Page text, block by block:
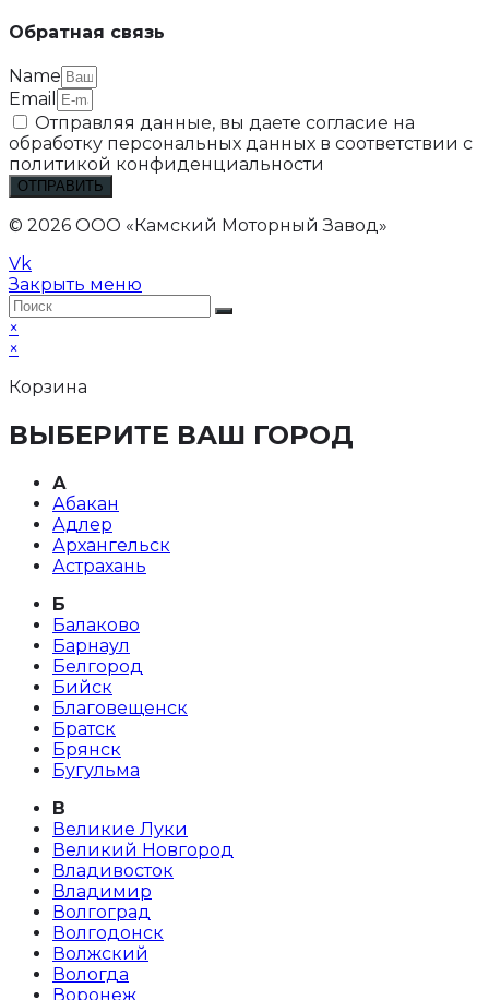
Обратная связь
Name
Email
Отправляя данные, вы даете согласие на
обработку персональных данных в соответствии с
политикой конфиденциальности
ОТПРАВИТЬ
© 2026 ООО «Камский Моторный Завод»
Vk
Закрыть меню
×
×
Корзина
ВЫБЕРИТЕ ВАШ ГОРОД
А
Абакан
Адлер
Архангельск
Астрахань
Б
Балаково
Барнаул
Белгород
Бийск
Благовещенск
Братск
Брянск
Бугульма
В
Великие Луки
Великий Новгород
Владивосток
Владимир
Волгоград
Волгодонск
Волжский
Вологда
Воронеж